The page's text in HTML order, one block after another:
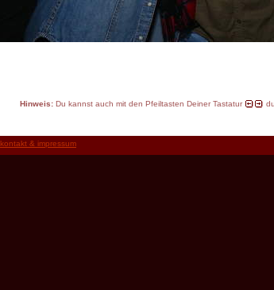
Hinweis:Du kannst auch mit den Pfeiltasten Deiner Tastatur
kontakt & impressum